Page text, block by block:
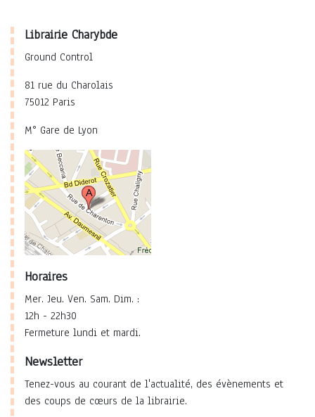
Librairie Charybde
Ground Control
81 rue du Charolais
75012 Paris
M° Gare de Lyon
Horaires
Mer. Jeu. Ven. Sam. Dim. :
12h - 22h30
Fermeture lundi et mardi.
Newsletter
Tenez-vous au courant de l'actualité, des évènements et
des coups de cœurs de la librairie.